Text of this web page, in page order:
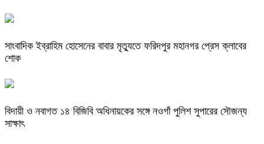
সাংবাদিক ইব্রাহিম হোসেনের বাবার মৃত্যুতে ফরিদপুর মহানগর প্রেস ক্লাবের
শোক
বিদায়ী ও নবাগত ১৪ বিজিবি অধিনায়কের সঙ্গে নওগাঁ পুলিশ সুপারের সৌজন্য
সাক্ষাৎ